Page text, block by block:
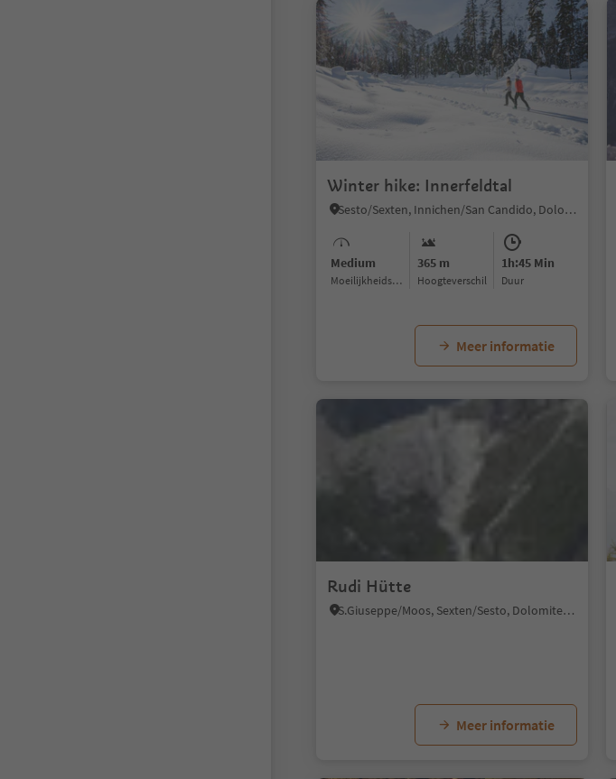
Winter hike: Innerfeldtal
Sesto/Sexten, Innichen/San Candido, Dolomites Region 3 Zinnen
Medium
Moeilijkheidsgraad
365 m
Hoogteverschil
1h:45 Min
Duur
Meer informatie
Rudi Hütte
S.Giuseppe/Moos, Sexten/Sesto, Dolomites Region 3 Zinnen
Meer informatie